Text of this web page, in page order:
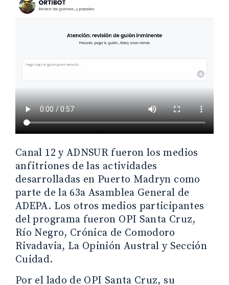
Canal 12 y ADNSUR fueron los medios
anfitriones de las actividades
desarrolladas en Puerto Madryn como
parte de la 63a Asamblea General de
ADEPA. Los otros medios participantes
del programa fueron OPI Santa Cruz,
Río Negro, Crónica de Comodoro
Rivadavia, La Opinión Austral y Sección
Cuidad.
Por el lado de OPI Santa Cruz, su